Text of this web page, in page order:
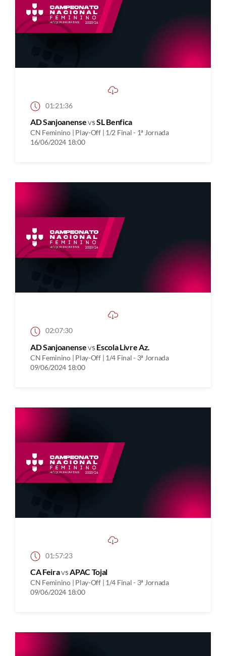
01:21:36
AD SanjoanensevsSL Benfica
CN Feminino | Play-Off | 1/2 Final - 1ª Jornada
16/06/2024 18:00
02:07:30
AD Sanjoanensevs Escola Livre Az.
CN Feminino | Play-Off | 1/4 Final - 3ª Jornada
09/06/2024 18:00
01:57:23
CA FeiravsAPAC Tojal
CN Feminino | Play-Off | 1/4 Final - 3ª Jornada
09/06/2024 18:00